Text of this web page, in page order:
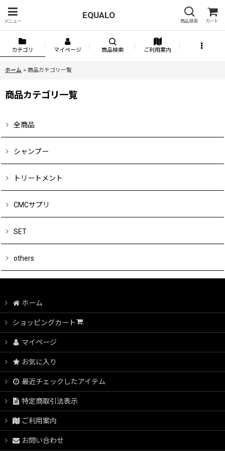
メニュー
EQUALO
商品検索 カート
カテゴリ マイページ 商品検索 ご利用案内
ホーム > 商品カテゴリ一覧
商品カテゴリ一覧
全商品
シャンプー
トリートメント
CMCサプリ
SET
others
ホーム
ショッピングカート
マイページ
お気に入り
最近チェックしたアイテム
特定商取引法表示
ご利用案内
お問い合わせ